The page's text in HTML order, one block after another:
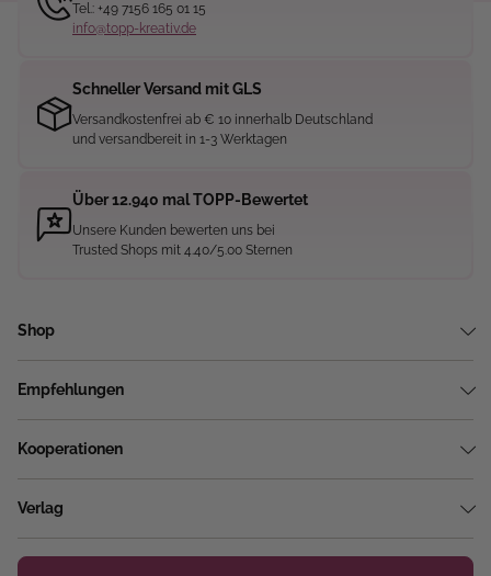
Tel.: +49 7156 165 01 15
info@topp-kreativ.de
Schneller Versand mit GLS
Versandkostenfrei ab € 10 innerhalb Deutschland
und versandbereit in 1-3 Werktagen
Über 12.940 mal TOPP-Bewertet
Unsere Kunden bewerten uns bei
Trusted Shops mit 4.40/5.00 Sternen
Shop
Empfehlungen
Kooperationen
Verlag